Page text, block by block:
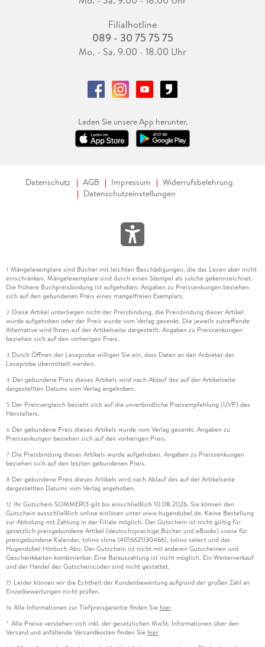
Filialhotline
089 - 30 75 75 75
Mo. - Sa. 9.00 - 18.00 Uhr
Laden Sie unsere App herunter.
Datenschutz AGB Impressum
Widerrufsbelehrung
Datenschutzeinstellungen
1 Mängelexemplare sind Bücher mit leichten Beschädigungen, die das Lesen aber nicht
einschränken. Mängelexemplare sind durch einen Stempel als solche gekennzeichnet.
Die frühere Buchpreisbindung ist aufgehoben. Angaben zu Preissenkungen beziehen
sich auf den gebundenen Preis eines mangelfreien Exemplars.
2 Diese Artikel unterliegen nicht der Preisbindung, die Preisbindung dieser Artikel
wurde aufgehoben oder der Preis wurde vom Verlag gesenkt. Die jeweils zutreffende
Alternative wird Ihnen auf der Artikelseite dargestellt. Angaben zu Preissenkungen
beziehen sich auf den vorherigen Preis.
3 Durch Öffnen der Leseprobe willigen Sie ein, dass Daten an den Anbieter der
Leseprobe übermittelt werden.
4 Der gebundene Preis dieses Artikels wird nach Ablauf des auf der Artikelseite
dargestellten Datums vom Verlag angehoben.
5 Der Preisvergleich bezieht sich auf die unverbindliche Preisempfehlung (UVP) des
Herstellers.
6 Der gebundene Preis dieses Artikels wurde vom Verlag gesenkt. Angaben zu
Preissenkungen beziehen sich auf den vorherigen Preis.
7 Die Preisbindung dieses Artikels wurde aufgehoben. Angaben zu Preissenkungen
beziehen sich auf den letzten gebundenen Preis.
8 Der gebundene Preis dieses Artikels wird nach Ablauf des auf der Artikelseite
dargestellten Datums vom Verlag angehoben.
12 Ihr Gutschein SOMMER13 gilt bis einschließlich 10.08.2026. Sie können den
Gutschein ausschließlich online einlösen unter www.hugendubel.de. Keine Bestellung
zur Abholung mit Zahlung in der Filiale möglich. Der Gutschein ist nicht gültig für
gesetzlich preisgebundene Artikel (deutschsprachige Bücher und eBooks) sowie für
preisgebundene Kalender, tolino shine (4016621130466), tolino select und das
Hugendubel Hörbuch Abo. Der Gutschein ist nicht mit anderen Gutscheinen und
Geschenkkarten kombinierbar. Eine Barauszahlung ist nicht möglich. Ein Weiterverkauf
und der Handel des Gutscheincodes sind nicht gestattet.
15 Leider können wir die Echtheit der Kundenbewertung aufgrund der großen Zahl an
Einzelbewertungen nicht prüfen.
16 Alle Informationen zur Tiefpreisgarantie finden Sie hier
* Alle Preise verstehen sich inkl. der gesetzlichen MwSt. Informationen über den
Versand und anfallende Versandkosten finden Sie hier